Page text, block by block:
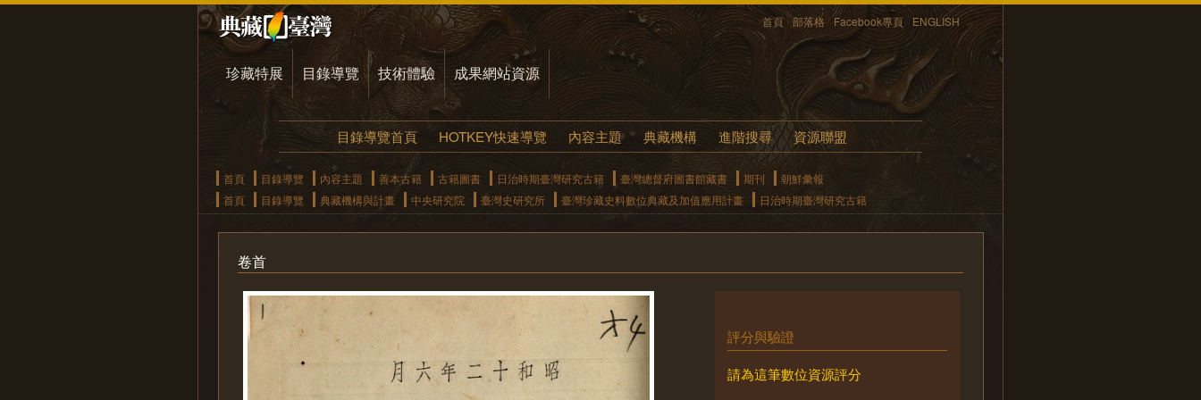
首頁 部落格 Facebook專頁 ENGLISH
珍藏特展 目錄導覽 技術體驗 成果網站資源
目錄導覽首頁 HOTKEY快速導覽 內容主題 典藏機構 進階搜尋 資源聯盟
首頁 目錄導覽 內容主題 善本古籍 古籍圖書 日治時期臺灣研究古籍 臺灣總督府圖書館藏書 期刊
朝鮮彙報
首頁
目錄導覽 典藏機構與計畫 中央研究院 臺灣史研究所 臺灣珍藏史料數位典藏及加值應用計畫 日治時期臺灣研究古籍
卷首
評分與驗證
請為這筆數位資源評分